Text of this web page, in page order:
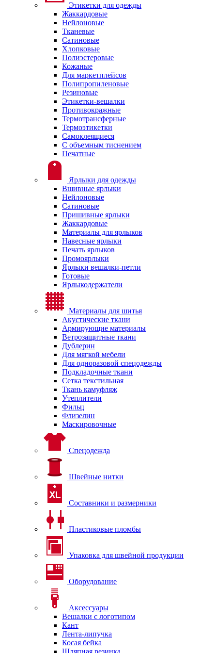
Этикетки для одежды
Жаккардовые
Нейлоновые
Тканевые
Сатиновые
Хлопковые
Полиэстеровые
Кожаные
Для маркетплейсов
Полипропиленовые
Резиновые
Этикетки-вешалки
Противокражные
Термотрансферные
Термоэтикетки
Самоклеящиеся
С объемным тиснением
Печатные
Ярлыки для одежды
Вшивные ярлыки
Нейлоновые
Сатиновые
Пришивные ярлыки
Жаккардовые
Материалы для ярлыков
Навесные ярлыки
Печать ярлыков
Промоярлыки
Ярлыки вешалки-петли
Готовые
Ярлыкодержатели
Материалы для шитья
Акустические ткани
Армирующие материалы
Ветрозащитные ткани
Дублерин
Для мягкой мебели
Для одноразовой спецодежды
Подкладочные ткани
Сетка текстильная
Ткань камуфляж
Утеплители
Фильц
Флизелин
Маскировочные
Спецодежда
Швейные нитки
Составники и размерники
Пластиковые пломбы
Упаковка для швейной продукции
Оборудование
Аксессуары
Вешалки с логотипом
Кант
Лента-липучка
Косая бейка
Шляпная резинка